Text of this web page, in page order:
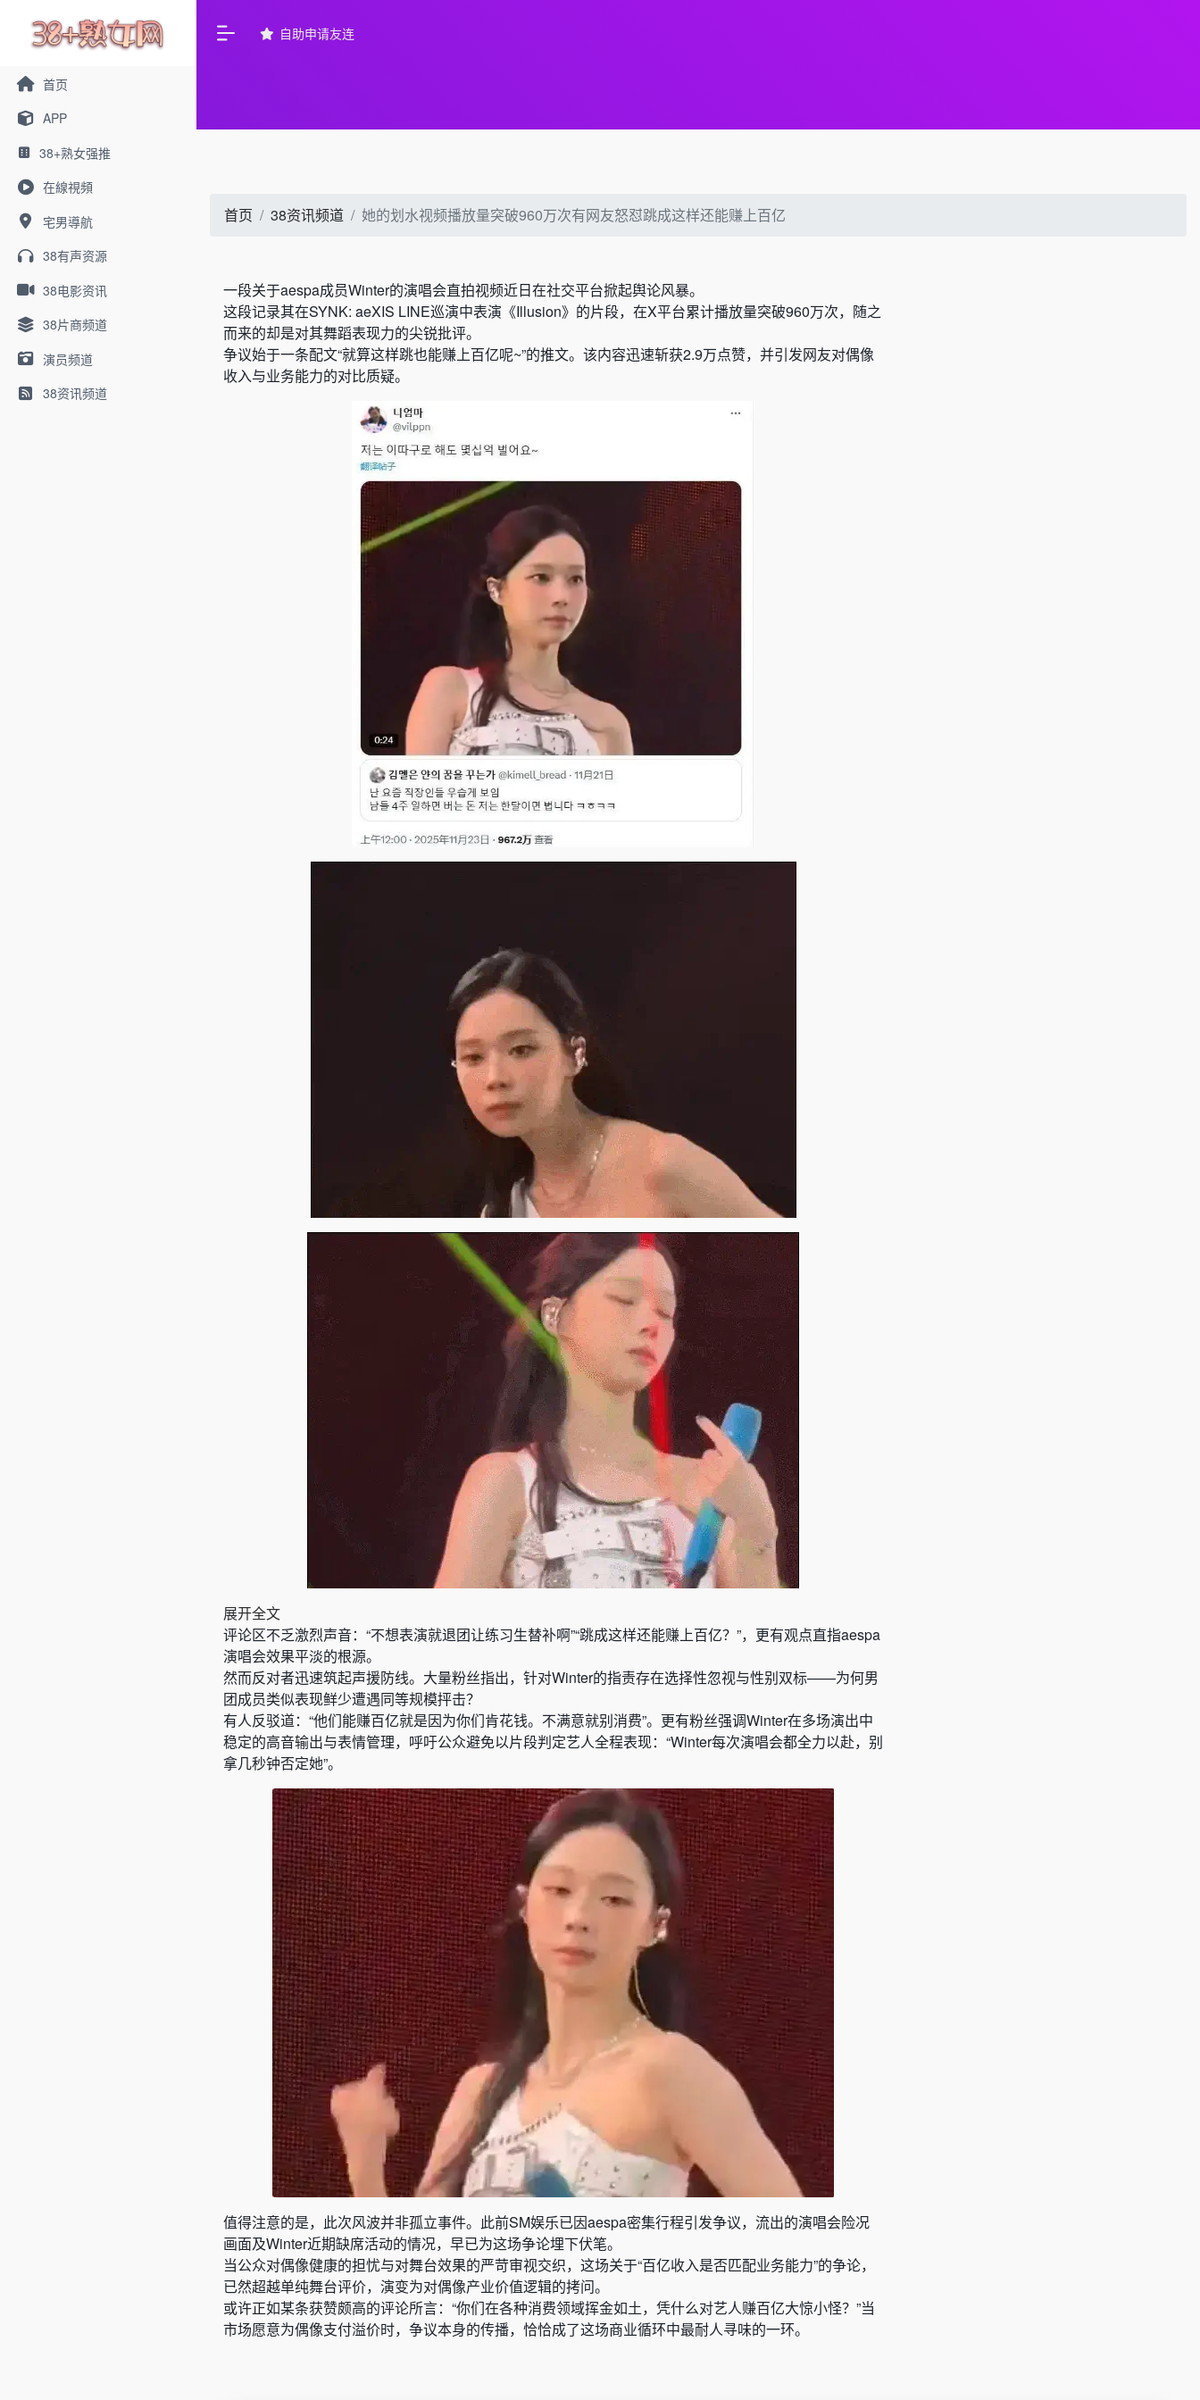
首页
APP
38+熟女强推
在線視頻
宅男導航
38有声资源
38电影资讯
38片商频道
演员频道
38资讯频道
自助申请友连
首页 38资讯频道 她的划水视频播放量突破960万次有网友怒怼跳成这样还能赚上百亿
一段关于aespa成员Winter的演唱会直拍视频近日在社交平台掀起舆论风暴。
这段记录其在SYNK: aeXIS LINE巡演中表演《Illusion》的片段，在X平台累计播放量突破960万次，随之
而来的却是对其舞蹈表现力的尖锐批评。
争议始于一条配文“就算这样跳也能赚上百亿呢~”的推文。该内容迅速斩获2.9万点赞，并引发网友对偶像
收入与业务能力的对比质疑。
展开全文
评论区不乏激烈声音：“不想表演就退团让练习生替补啊”“跳成这样还能赚上百亿？”，更有观点直指aespa
演唱会效果平淡的根源。
然而反对者迅速筑起声援防线。大量粉丝指出，针对Winter的指责存在选择性忽视与性别双标——为何男
团成员类似表现鲜少遭遇同等规模抨击？
有人反驳道：“他们能赚百亿就是因为你们肯花钱。不满意就别消费”。更有粉丝强调Winter在多场演出中
稳定的高音输出与表情管理，呼吁公众避免以片段判定艺人全程表现：“Winter每次演唱会都全力以赴，别
拿几秒钟否定她”。
值得注意的是，此次风波并非孤立事件。此前SM娱乐已因aespa密集行程引发争议，流出的演唱会险况
画面及Winter近期缺席活动的情况，早已为这场争论埋下伏笔。
当公众对偶像健康的担忧与对舞台效果的严苛审视交织，这场关于“百亿收入是否匹配业务能力”的争论，
已然超越单纯舞台评价，演变为对偶像产业价值逻辑的拷问。
或许正如某条获赞颇高的评论所言：“你们在各种消费领域挥金如土，凭什么对艺人赚百亿大惊小怪？”当
市场愿意为偶像支付溢价时，争议本身的传播，恰恰成了这场商业循环中最耐人寻味的一环。